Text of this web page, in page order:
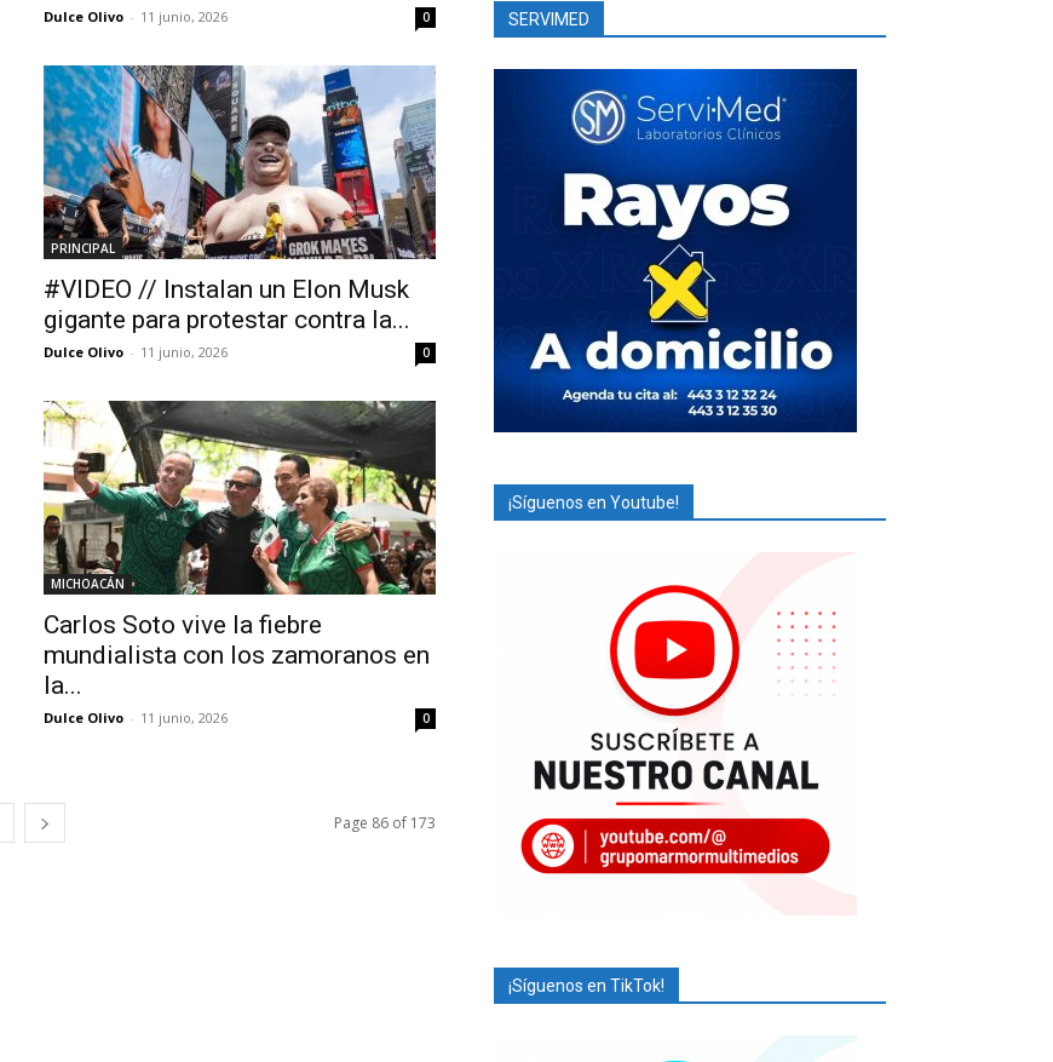
Dulce Olivo - 11 junio, 2026 0
PRINCIPAL
#VIDEO // Instalan un Elon Musk
gigante para protestar contra la...
Dulce Olivo - 11 junio, 2026 0
MICHOACÁN
Carlos Soto vive la fiebre
mundialista con los zamoranos en
la...
Dulce Olivo - 11 junio, 2026 0
Page 86 of 173
SERVIMED
¡Síguenos en Youtube!
¡Síguenos en TikTok!